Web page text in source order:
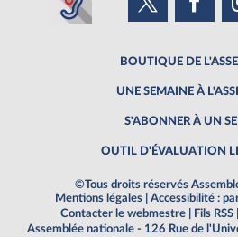
BOUTIQUE DE
UNE SEMAINE À
S'ABONNER À UN
OUTIL D'ÉVALUATION
©Tous droits réservés
Mentions légales
Accessibilité :
Contacter le webmestre
Fils RSS
Assemblée nationale - 126 Rue de